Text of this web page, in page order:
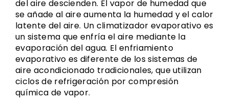
del aire descienden. El vapor de humedad que
se añade al aire aumenta la humedad y el calor
latente del aire. Un climatizador evaporativo es
un sistema que enfría el aire mediante la
evaporación del agua. El enfriamiento
evaporativo es diferente de los sistemas de
aire acondicionado tradicionales, que utilizan
ciclos de refrigeración por compresión
química de vapor.